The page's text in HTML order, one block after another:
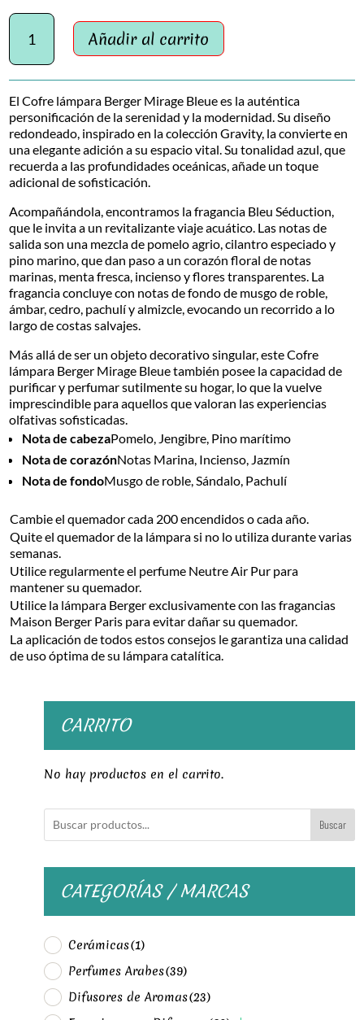
Cofre
lámpara
Mirage
Bleue
cantidad
Añadir al carrito
El Cofre lámpara Berger Mirage Bleue es la auténtica
personificación de la serenidad y la modernidad. Su diseño
redondeado, inspirado en la colección Gravity, la convierte en
una elegante adición a su espacio vital. Su tonalidad azul, que
recuerda a las profundidades oceánicas, añade un toque
adicional de sofisticación.
Acompañándola, encontramos la fragancia Bleu Séduction,
que le invita a un revitalizante viaje acuático. Las notas de
salida son una mezcla de pomelo agrio, cilantro especiado y
pino marino, que dan paso a un corazón floral de notas
marinas, menta fresca, incienso y flores transparentes. La
fragancia concluye con notas de fondo de musgo de roble,
ámbar, cedro, pachulí y almizcle, evocando un recorrido a lo
largo de costas salvajes.
Más allá de ser un objeto decorativo singular, este Cofre
lámpara Berger Mirage Bleue también posee la capacidad de
purificar y perfumar sutilmente su hogar, lo que la vuelve
imprescindible para aquellos que valoran las experiencias
olfativas sofisticadas.
Nota de cabezaPomelo, Jengibre, Pino marítimo
Nota de corazónNotas Marina, Incienso, Jazmín
Nota de fondoMusgo de roble, Sándalo, Pachulí
Cambie el quemador cada 200 encendidos o cada año.
Quite el quemador de la lámpara si no lo utiliza durante varias
semanas.
Utilice regularmente el perfume Neutre Air Pur para
mantener su quemador.
Utilice la lámpara Berger exclusivamente con las fragancias
Maison Berger Paris para evitar dañar su quemador.
La aplicación de todos estos consejos le garantiza una calidad
de uso óptima de su lámpara catalítica.
CARRITO
No hay productos en el carrito.
Buscar
CATEGORÍAS / MARCAS
Cerámicas(1)
Perfumes Arabes(39)
Difusores de Aromas(23)